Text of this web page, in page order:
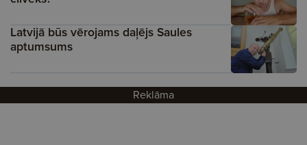
Latvijā būs vērojams daļējs Saules
aptumsums
Reklāma